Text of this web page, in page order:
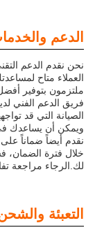
الدعم
نحن نقدم الدعم
العملاء متاح
ملتزمون بتوفير
فريق الدعم الفني
الصيانة التي قد
ويمكن أن يساعدك
نقدم أيضاً ضماناً
خلال فترة الضمان،
لك.الرجاء مراجعة
التعبئة